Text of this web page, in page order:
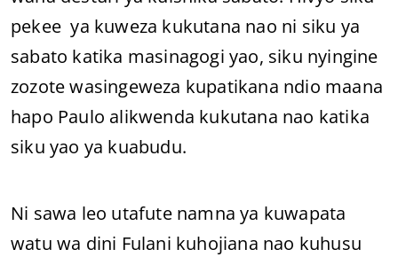
pekee ya kuweza kukutana nao ni siku ya
sabato katika masinagogi yao, siku nyingine
zozote wasingeweza kupatikana ndio maana
hapo Paulo alikwenda kukutana nao katika
siku yao ya kuabudu.
Ni sawa leo utafute namna ya kuwapata
watu wa dini Fulani kuhojiana nao kuhusu